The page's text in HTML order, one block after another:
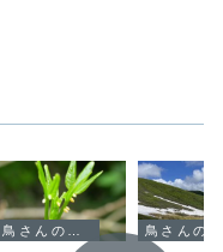
鳥さんのフィールドノート